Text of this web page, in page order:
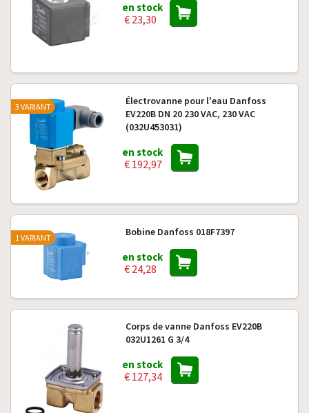
en stock
€ 23,30
Électrovanne pour l'eau Danfoss
EV220B DN 20 230 VAC, 230 VAC
(032U453031)
en stock
€ 192,97
3 VARIANT
Bobine Danfoss 018F7397
en stock
€ 24,28
1 VARIANT
Corps de vanne Danfoss EV220B
032U1261 G 3/4
en stock
€ 127,34